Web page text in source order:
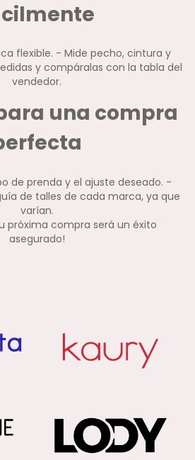
flexible. - Mide pecho, cintura y
y compáralas con la tabla del
vendedor.
una compra
de prenda y el ajuste deseado. -
de talles de cada marca, ya que
varían.
próxima compra será un éxito
asegurado!